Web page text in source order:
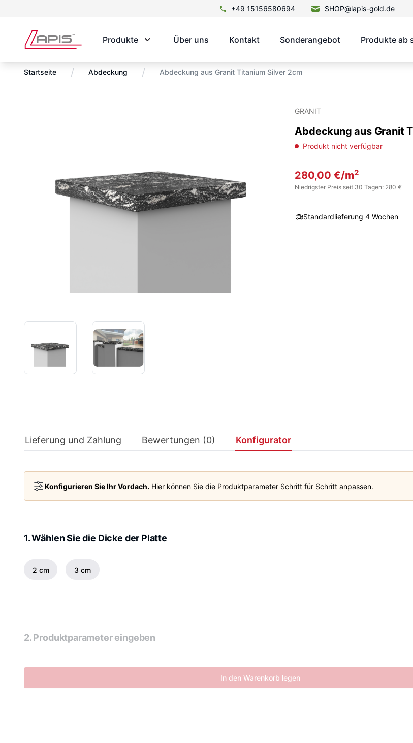
+49 15156580694 SHOP@lapis-gold.de
Produkte Über uns Kontakt Sonderangebot Produkte ab
Startseite / Abdeckung / Abdeckung aus Granit Titanium Silver 2cm
GRANIT
Abdeckung aus Granit
Produkt nicht verfügbar
280,00€/m2
Niedrigster Preis seit 30 Tagen: 280 €
Standardlieferung 4 Wochen
Lieferung und Zahlung Bewertungen (0) Konfigurator
Konfigurieren Sie Ihr Vordach. Hier können Sie die Produktparameter Schritt für Schritt anpassen.
1. Wählen Sie die Dicke der Platte
2 cm 3 cm
2. Produktparameter eingeben
In den Warenkorb legen